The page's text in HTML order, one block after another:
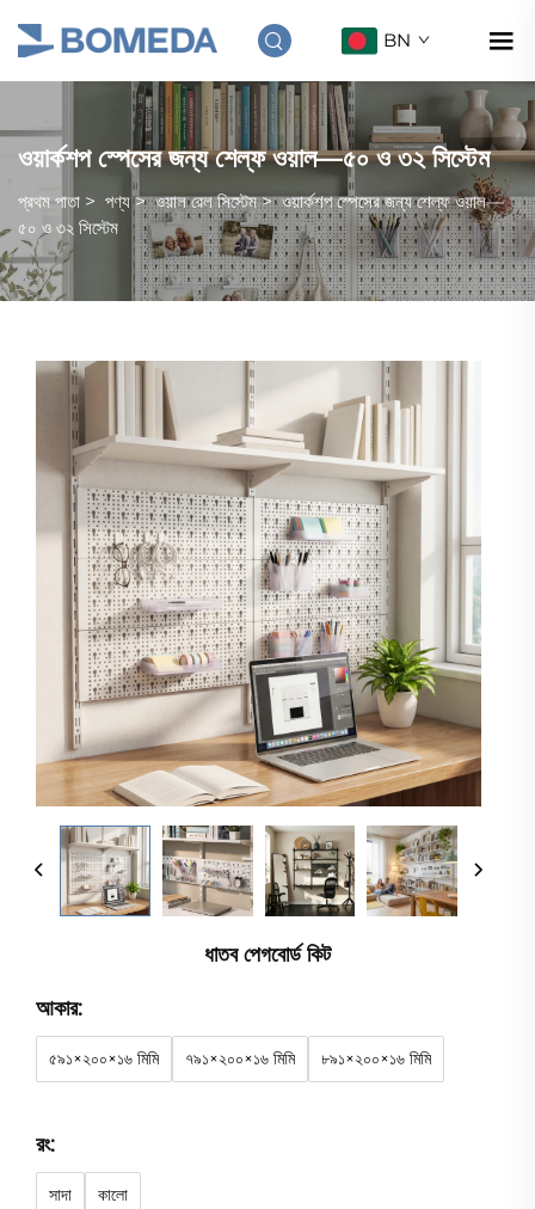
BN
ওয়ার্কশপ স্পেসের জন্য শেল্ফ ওয়াল—৫০ ও ৩২ সিস্টেম
প্রথম পাতা > পণ্য>ওয়াল রেল সিস্টেম>ওয়ার্কশপ স্পেসের জন্য শেল্ফ ওয়াল—
৫০ ও ৩২ সিস্টেম
ধাতব পেগবোর্ড কিট
আকার:
৫৯১×২০০×১৬ মিমি ৭৯১×২০০×১৬ মিমি ৮৯১×২০০×১৬ মিমি
রং:
সাদা কালো